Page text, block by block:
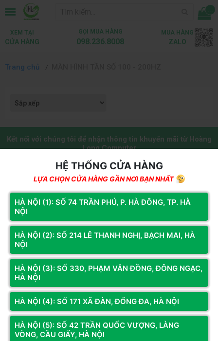
...
XEM TẠI
CỬA HÀNG
GỌI MUA HÀNG
098.236.8008
MUA HÀNG
ZALO
Trang chủ
Kết nối với chúng tôi để nhận thông tin khuyến mãi từ Hoàng
Long Computer
HỆ THỐNG CỬA HÀNG
CƠ SỞ
Địa chỉ: Số 74 Trần Phú, P. Hà
Đông, TP. Hà Nội
Hotline:098.236.8008
Bản đồ chỉ dẫn
CƠ SỞ 3
Đông Ngạc, Hà Nội
Hotline:0833.921.922 -
0374.120.130
Bản đồ chỉ dẫn
HỆ THỐNG CỬA HÀNG
LỰA CHỌN CỬA HÀNG GẦN NƠI BẠN NHẤT
HÀ NỘI (1): SỐ 74 TRẦN PHÚ, P. HÀ ĐÔNG, TP. HÀ
NỘI
HÀ NỘI (2): SỐ 214 LÊ THANH NGHỊ, BẠCH MAI, HÀ
NỘI
HÀ NỘI (3): SỐ 330, PHẠM VĂN ĐỒNG, ĐÔNG NGẠC,
HÀ NỘI
HÀ NỘI (4): SỐ 171 XÃ ĐÀN, ĐỐNG ĐA, HÀ NỘI
HÀ NỘI (5): SỐ 42 TRẦN QUỐC VƯỢNG, LÀNG
VÒNG, CẦU GIẤY, HÀ NỘI